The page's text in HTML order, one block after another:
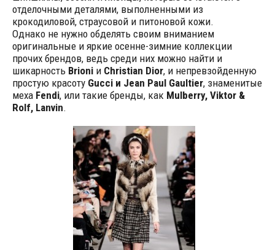
отделочными деталями, выполненными из
крокодиловой, страусовой и питоновой кожи.
Однако не нужно обделять своим вниманием
оригинальные и яркие осенне-зимние коллекции
прочих брендов, ведь среди них можно найти и
шикарность Brioniи Christian Dior, и непревзойденную
простую красоту Gucci и Jean Paul Gaultier, знаменитые
меха Fendi, или такие бренды, как Mulberry, Viktor &
Rolf, Lanvin.